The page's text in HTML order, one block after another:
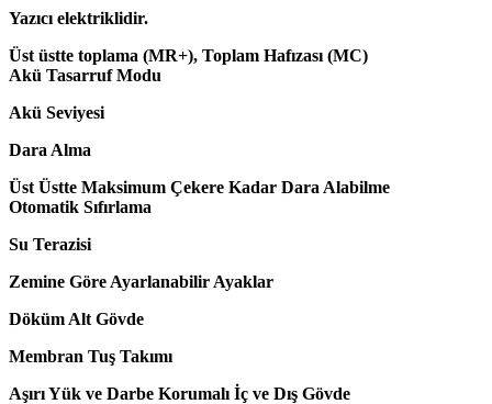
Yazıcı elektriklidir.
Üst üstte toplama (MR+), Toplam Hafızası (MC)
Akü Tasarruf Modu
Akü Seviyesi
Dara Alma
Üst Üstte Maksimum Çekere Kadar Dara Alabilme
Otomatik Sıfırlama
Su Terazisi
Zemine Göre Ayarlanabilir Ayaklar
Döküm Alt Gövde
Membran Tuş Takımı
Aşırı Yük ve Darbe Korumalı İç ve Dış Gövde